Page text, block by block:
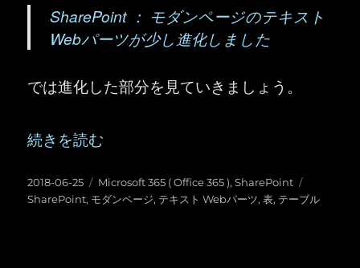
SharePoint ： モダンページのテキスト
Webパーツが少し進化しました
では進化した部分を見ていきましょう。
“SharePoint ：モダンページのテキスト Webパ
続きを読む
投
稿
2018-06-25
カ
テ
Microsoft 365 ( Office 365 ),SharePoint
グ
SharePoint, モダンページ, テキスト Webパーツ,表, テーブル